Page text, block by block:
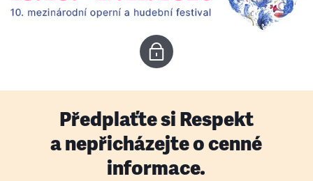
Předplaťte si Respekt
a nepřicházejte o cenné
informace.